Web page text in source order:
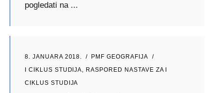
pogledati na
8. JANUARA 2018.
PMF GEOGRAFIJA
I CIKLUS STUDIJA, RASPORED NASTAVE ZA I
CIKLUS STUDIJA